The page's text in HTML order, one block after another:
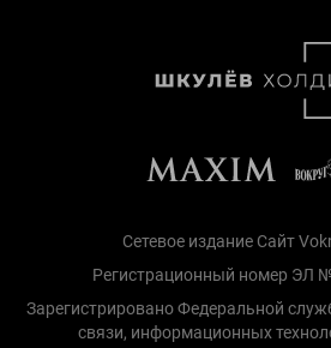
Сетевое издание Сайт
Регистрационный номер ЭЛ
Зарегистрировано Федеральной
связи, информационных